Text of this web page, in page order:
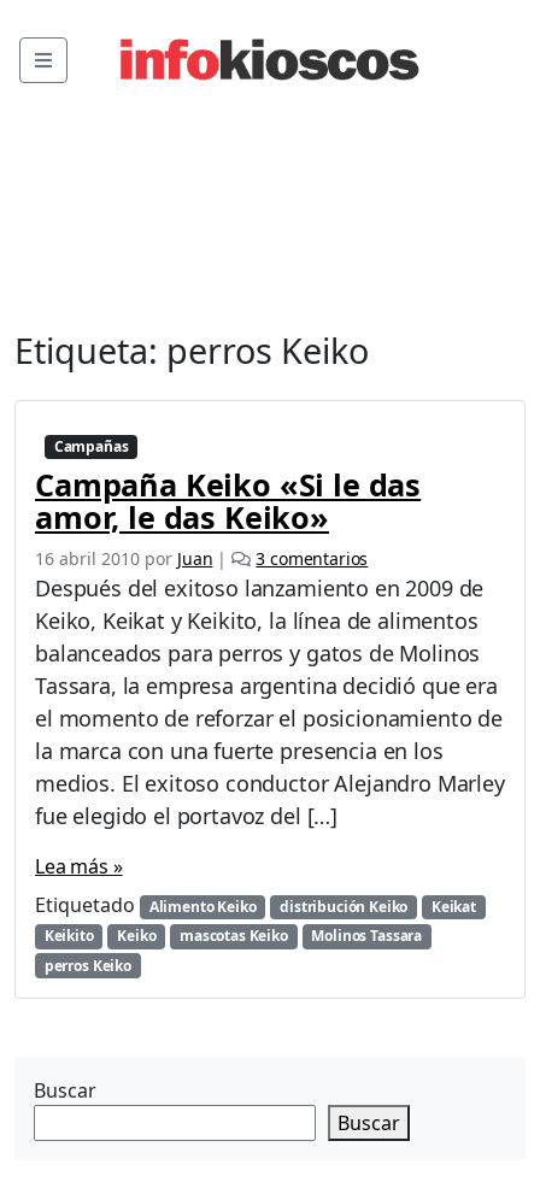
Menu
Etiqueta: perros Keiko
Campañas
Campaña Keiko «Si le das
amor, le das Keiko»
16 abril 2010 por Juan | 3 comentarios
n
a
m
p
ñ
a
K
«
S
a
m
Después del exitoso lanzamiento en 2009 de
Keiko, Keikat y Keikito, la línea de alimentos
balanceados para perros y gatos de Molinos
Tassara, la empresa argentina decidió que era
el momento de reforzar el posicionamiento de
la marca con una fuerte presencia en los
medios. El exitoso conductor Alejandro Marley
fue elegido el portavoz del […]
Lea más »
Etiquetado
Alimento Keiko distribución Keiko
Keikat
Keikito
Keiko mascotas Keiko
Molinos Tassara
perros Keiko
Buscar
Buscar